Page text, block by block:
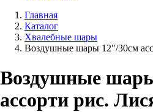
Главная
Каталог
Хвалебные шары
Воздушные шары 12"/30см
Воздушные
ассорти рис.